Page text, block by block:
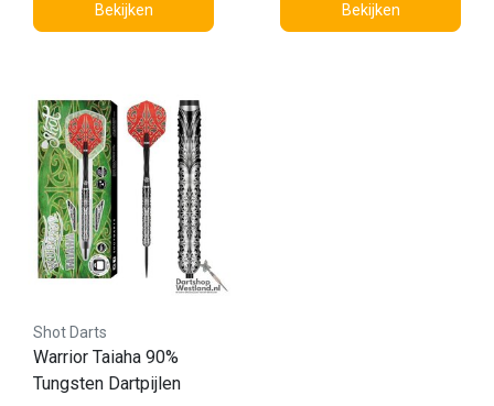
Bekijken Bekijken
Shot Darts
Warrior Taiaha 90%
Tungsten Dartpijlen